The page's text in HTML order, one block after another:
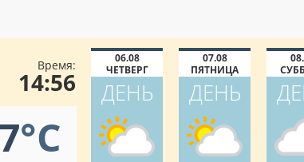
Время:
14:56
°C
06.08
ЧЕТВЕРГ
ДЕНЬ
07.08
ПЯТНИЦА
ДЕНЬ